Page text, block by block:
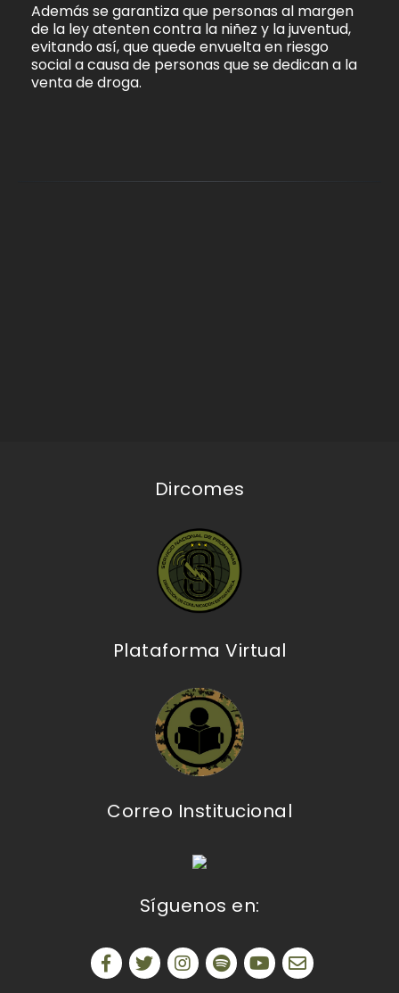
Además se garantiza que personas al margen
de la ley atenten contra la niñez y la juventud,
evitando así, que quede envuelta en riesgo
social a causa de personas que se dedican a la
venta de droga.
Dircomes
Plataforma Virtual
Correo Institucional
Síguenos en: